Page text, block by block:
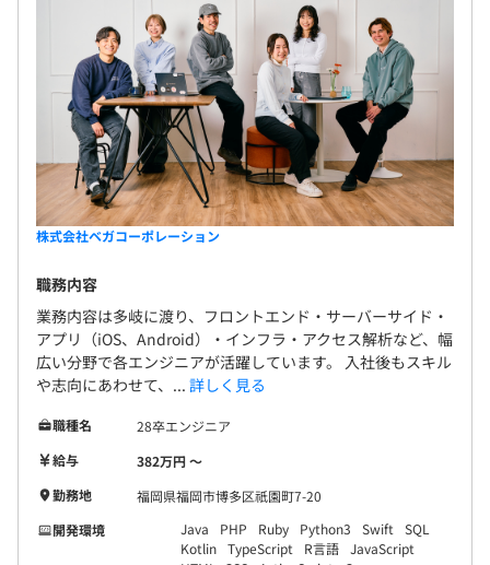
――― 昨年の採用情報 ―――
各種社会保険完備
（雇用保険、労災、厚生年金、健康保険）
雇用関係なし
――― 昨年の採用情報 ―――
試用期間3カ月（給与変更なし）
株式会社ベガコーポレーション
職務内容
業務内容は多岐に渡り、フロントエンド・サーバーサイド・
アプリ（iOS、Android）・インフラ・アクセス解析など、幅
広い分野で各エンジニアが活躍しています。 入社後もスキル
や志向にあわせて、... 詳しく見る
職種名
28卒エンジニア
給与
382万円 〜
勤務地
福岡県福岡市博多区祇園町7-20
開発環境
Java PHP Ruby Python3 Swift
SQL
Kotlin TypeScript R言語 JavaScript